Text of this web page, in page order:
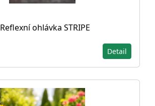
Reflexní ohlávka STRIPE
Detail